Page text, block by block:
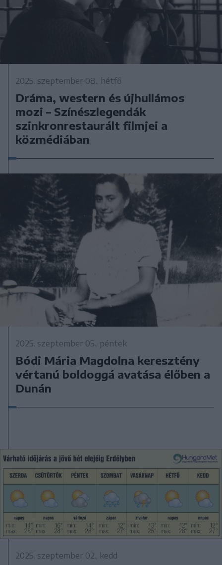
2025. szeptember 08., hétfő
Dráma, western és újhullámos
mozi – Színészlegendák
szinkronrestaurált filmjei a
közmédiában
2025. szeptember 05., péntek
Bódi Mária Magdolna keresztény
vértanú boldoggá avatása élőben a
Dunán
2025. szeptember 02., kedd